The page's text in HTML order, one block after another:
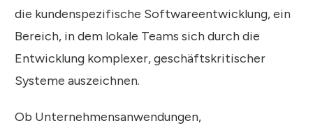
die kundenspezifische Softwareentwicklung, ein
Bereich, in dem lokale Teams sich durch die
Entwicklung komplexer, geschäftskritischer
Systeme auszeichnen.
Ob Unternehmensanwendungen,